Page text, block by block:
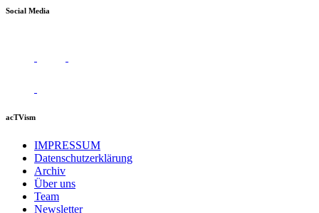
Social Media
acTVism
IMPRESSUM
Datenschutzerklärung
Archiv
Über uns
Team
Newsletter